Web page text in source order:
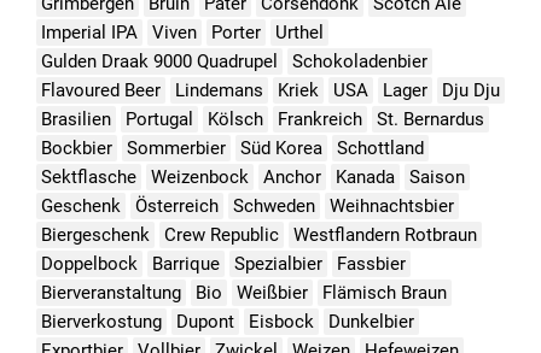
Imperial IPA
Viven Porter
Urthel
Gulden Draak 9000 Quadrupel
Schokoladenbier
Flavoured Beer
Lindemans Kriek USA Lager
Dju Dju
Brasilien
Portugal Kölsch Frankreich
St. Bernardus
Bockbier
Sommerbier Süd Korea
Schottland
Sektflasche
Weizenbock Anchor Kanada
Saison
Geschenk
Österreich Schweden
Weihnachtsbier
Biergeschenk
Crew Republic
Westflandern Rotbraun
Doppelbock
Barrique Spezialbier
Fassbier
Bierveranstaltung
Bio Weißbier
Flämisch Braun
Bierverkostung
Dupont Eisbock
Dunkelbier